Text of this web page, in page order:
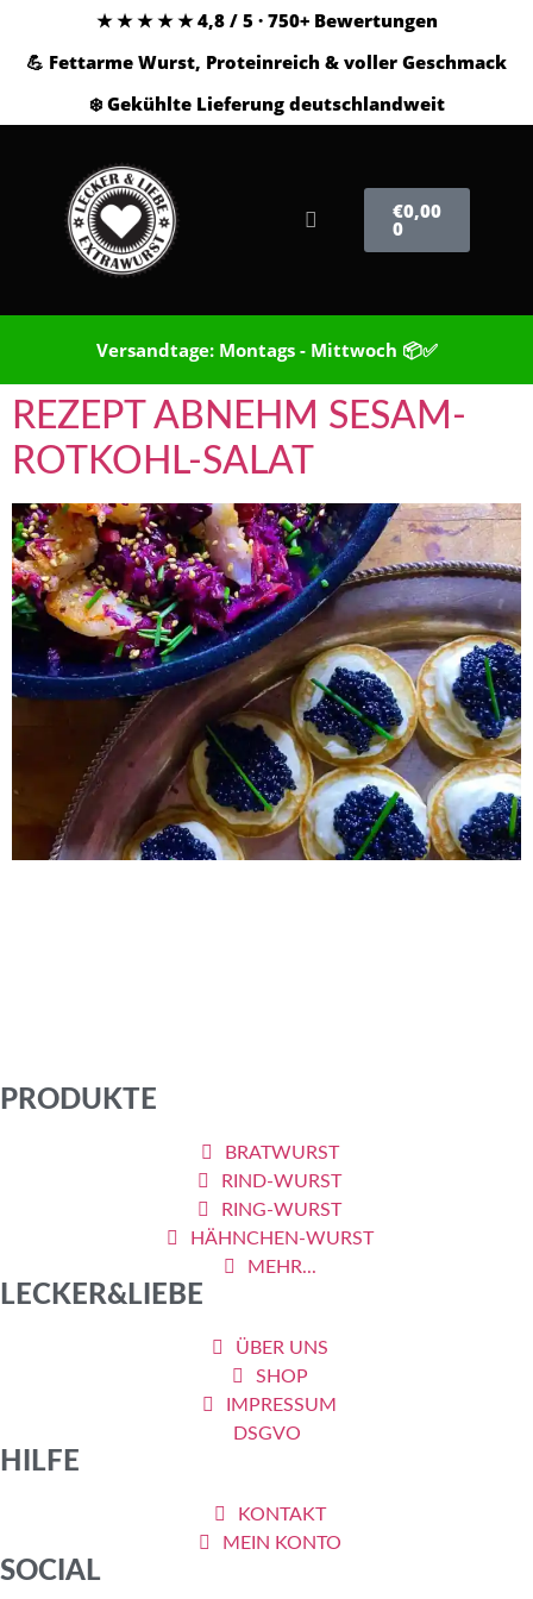
★ ★ ★ ★ ★ 4,8 / 5 · 750+ Bewertungen
💪 Fettarme Wurst, Proteinreich & voller Geschmack
❄️ Gekühlte Lieferung deutschlandweit
€0,00
0
Versandtage: Montags - Mittwoch 📦✅
REZEPT ABNEHM SESAM-
ROTKOHL-SALAT
PRODUKTE
BRATWURST
RIND-WURST
RING-WURST
HÄHNCHEN-WURST
MEHR...
LECKER&LIEBE
ÜBER UNS
SHOP
IMPRESSUM
DSGVO
HILFE
KONTAKT
MEIN KONTO
SOCIAL